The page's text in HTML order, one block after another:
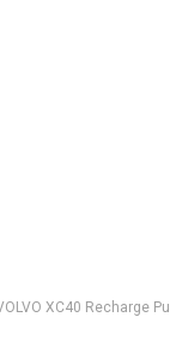
XC40 Recharge